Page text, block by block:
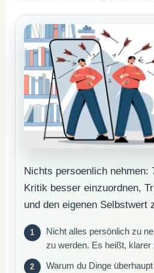
Nichts persoenlich nehmen:
Kritik besser einzuordnen,
und den eigenen Selbstwert
Nicht alles persönlich zu
zu werden. Es heißt, klarer
Warum du Dinge